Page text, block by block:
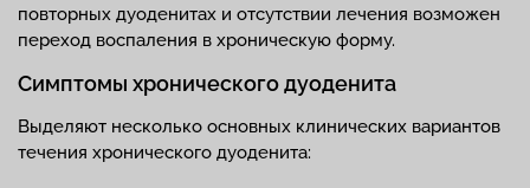
повторных дуоденитах и отсутствии лечения возможен
переход воспаления в хроническую форму.
Симптомы хронического дуоденита
Выделяют несколько основных клинических вариантов
течения хронического дуоденита: